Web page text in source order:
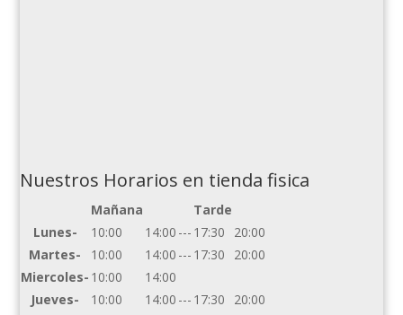
Nuestros Horarios en tienda fisica
Mañana
Tarde
Lunes-
10:00 14:00 --- 17:30
20:00
Martes-
10:00 14:00 --- 17:30
20:00
Miercoles- 10:00
14:00
Jueves-
10:00 14:00 --- 17:30
20:00